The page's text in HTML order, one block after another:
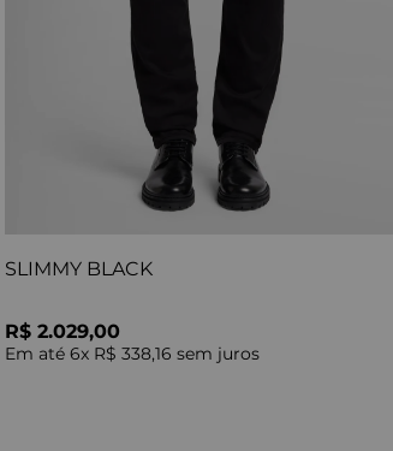
SLIMMY BLACK
R$ 2.029,00
Em até 6x R$ 338,16 sem juros